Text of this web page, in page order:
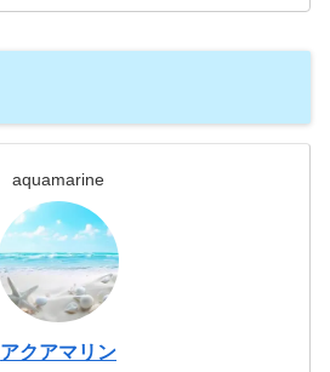
aquamarine
アクアマリン